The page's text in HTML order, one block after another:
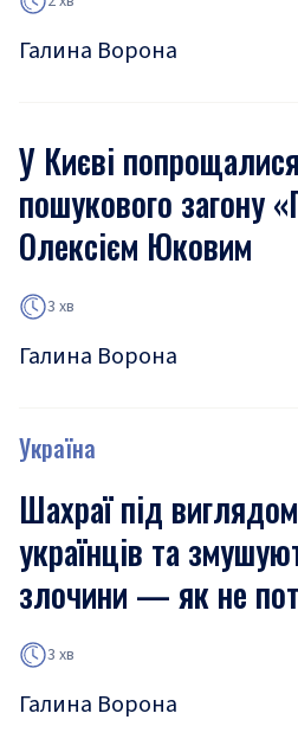
Галина Ворона
У Києві
пошукового загону
Олексієм Юковим
3 хв
Галина Ворона
Україна
Шахраї під
українців та
злочини — як не
3 хв
Галина Ворона